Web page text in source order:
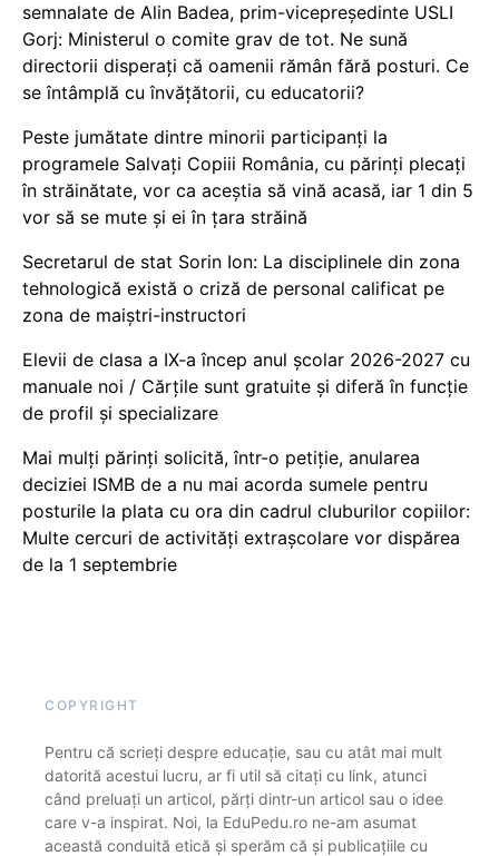
semnalate de Alin Badea, prim-vicepreședinte USLI
Gorj: Ministerul o comite grav de tot. Ne sună
directorii disperați că oamenii rămân fără posturi. Ce
se întâmplă cu învățătorii, cu educatorii?
Peste jumătate dintre minorii participanți la
programele Salvați Copiii România, cu părinți plecați
în străinătate, vor ca aceștia să vină acasă, iar 1 din 5
vor să se mute și ei în țara străină
Secretarul de stat Sorin Ion: La disciplinele din zona
tehnologică există o criză de personal calificat pe
zona de maiștri-instructori
Elevii de clasa a IX-a încep anul școlar 2026-2027 cu
manuale noi / Cărțile sunt gratuite și diferă în funcție
de profil și specializare
Mai mulți părinți solicită, într-o petiție, anularea
deciziei ISMB de a nu mai acorda sumele pentru
posturile la plata cu ora din cadrul cluburilor copiilor:
Multe cercuri de activități extrașcolare vor dispărea
de la 1 septembrie
COPYRIGHT
Pentru că scrieți despre educație, sau cu atât mai mult
datorită acestui lucru, ar fi util să citați cu link, atunci
când preluați un articol, părți dintr-un articol sau o idee
care v-a inspirat. Noi, la EduPedu.ro ne-am asumat
această conduită etică și sperăm că și publicațiile cu